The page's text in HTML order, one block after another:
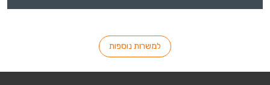
למשרות נוספות